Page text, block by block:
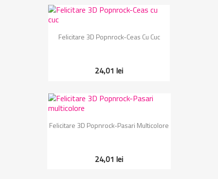
Felicitare 3D Popnrock-Ceas Cu Cuc
24,01 lei
Felicitare 3D Popnrock-Pasari Multicolore
24,01 lei